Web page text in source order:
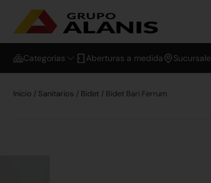
Categorías Aberturas a medida
Inicio / Sanitarios / Bidet / Bidet Bari Ferrum